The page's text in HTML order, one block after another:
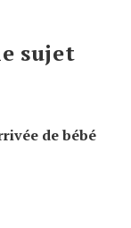
sujet
de bébé